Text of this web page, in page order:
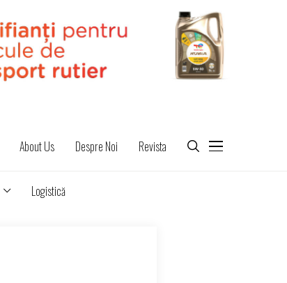
About Us Despre Noi Revista
Logistică